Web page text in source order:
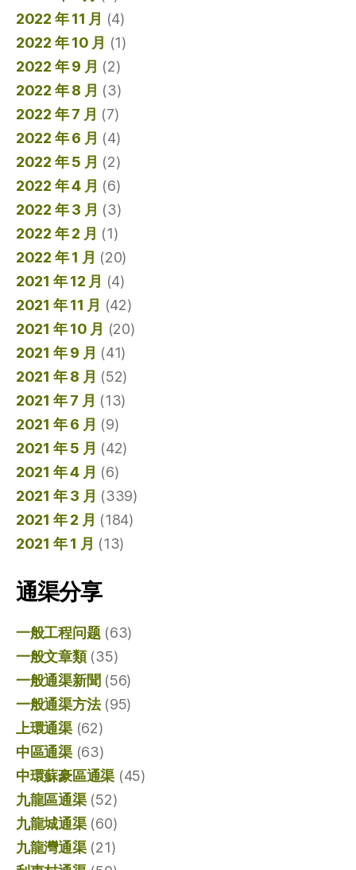
2022 年 11 月 (4)
2022 年 10 月 (1)
2022 年 9 月 (2)
2022 年 8 月 (3)
2022 年 7 月 (7)
2022 年 6 月 (4)
2022 年 5 月 (2)
2022 年 4 月 (6)
2022 年 3 月 (3)
2022 年 2 月 (1)
2022 年 1 月 (20)
2021 年 12 月 (4)
2021 年 11 月 (42)
2021 年 10 月 (20)
2021 年 9 月 (41)
2021 年 8 月 (52)
2021 年 7 月 (13)
2021 年 6 月 (9)
2021 年 5 月 (42)
2021 年 4 月 (6)
2021 年 3 月 (339)
2021 年 2 月 (184)
2021 年 1 月 (13)
通渠分享
一般工程问题(63)
一般文章類(35)
一般通渠新聞 (56)
一般通渠方法(95)
上環通渠(62)
中區通渠(63)
中環蘇豪區通渠 (45)
九龍區通渠(52)
九龍城通渠(60)
九龍灣通渠(21)